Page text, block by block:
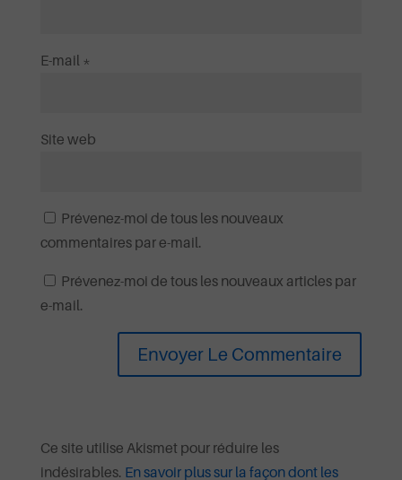
E-mail *
Site web
Prévenez-moi de tous les nouveaux
commentaires par e-mail.
Prévenez-moi de tous les nouveaux articles par
e-mail.
Ce site utilise Akismet pour réduire les
indésirables. En savoir plus sur la façon dont les